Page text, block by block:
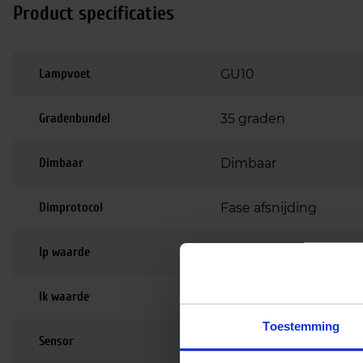
Toestemming
Product specificaties
Lampvoet GU10
Gradenbundel 35 graden
Dimbaar Dimbaar
Dimprotocol Fase afsnijding
Ip waarde
Ik waarde
Sensor